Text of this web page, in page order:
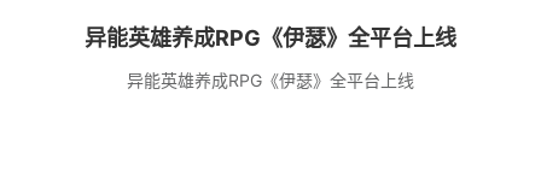
异能英雄养成RPG《伊瑟》全平台上线
异能英雄养成RPG《伊瑟》全平台上线